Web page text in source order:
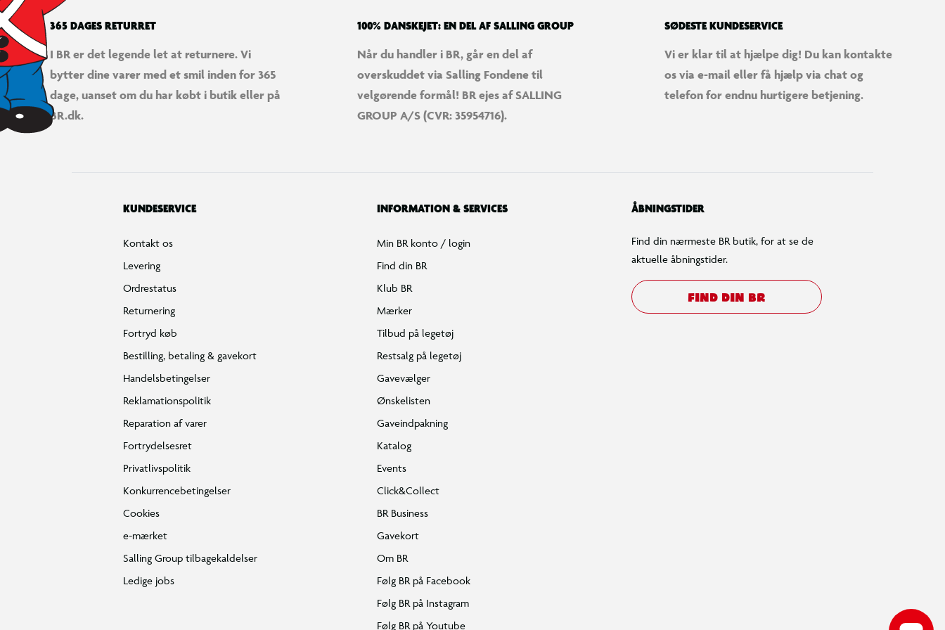
365 DAGES RETURRET
I BR er det legende let at returnere. Vi
bytter dine varer med et smil inden for 365
dage, uanset om du har købt i butik eller på
BR.dk.
100% DANSKEJET: EN DEL AF SALLING GROUP
Når du handler i BR, går en del af
overskuddet via Salling Fondene til
velgørende formål! BR ejes af SALLING
GROUP A/S (CVR: 35954716).
SØDESTE KUNDESERVICE
Vi er klar til at hjælpe dig! Du kan kontakte
os via e-mail eller få hjælp via chat og
telefon for endnu hurtigere betjening.
KUNDESERVICE
Kontakt os
Levering
Ordrestatus
Returnering
Fortryd køb
Bestilling, betaling & gavekort
Handelsbetingelser
Reklamationspolitik
Reparation af varer
Fortrydelsesret
Privatlivspolitik
Konkurrencebetingelser
Cookies
e-mærket
Salling Group tilbagekaldelser
Ledige jobs
INFORMATION & SERVICES
Min BR konto / login
Find din BR
Klub BR
Mærker
Tilbud på legetøj
Restsalg på legetøj
Gavevælger
Ønskelisten
Gaveindpakning
Katalog
Events
Click&Collect
BR Business
Gavekort
Om BR
Følg BR på Facebook
Følg BR på Instagram
Følg BR på Youtube
ÅBNINGSTIDER
Find din nærmeste BR butik, for at se de
aktuelle åbningstider.
FIND DIN BR